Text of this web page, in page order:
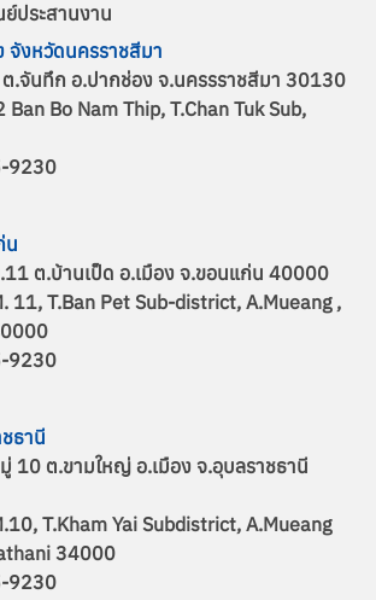
ประสานงาน
จังหวัดนครราชสีมา
.จันทึก อ.ปากช่อง จ.นครรราชสีมา 30130
Bo Nam Thip, T.Chan Tuk Sub,
9230
น
ต.บ้านเป็ด อ.เมือง จ.ขอนแก่น 40000
11, T.Ban Pet Sub-district, A.Mueang ,
9230
ธานี
10 ต.ขามใหญ่ อ.เมือง จ.อุบลราชธานี
T.Kham Yai Subdistrict, A.Mueang
34000
9230